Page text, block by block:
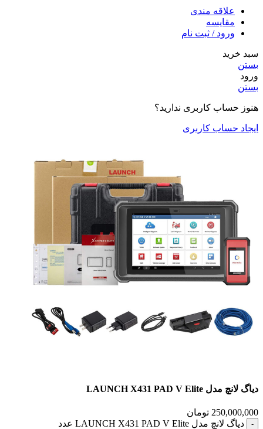
علاقه مندی
مقایسه
ورود / ثبت نام
سبد خرید
بستن
ورود
بستن
هنوز حساب کاربری ندارید؟
ایجاد حساب کاربری
دياگ لانچ مدل LAUNCH X431 PAD V Elite
250,000,000 تومان
دياگ لانچ مدل LAUNCH X431 PAD V Elite عدد